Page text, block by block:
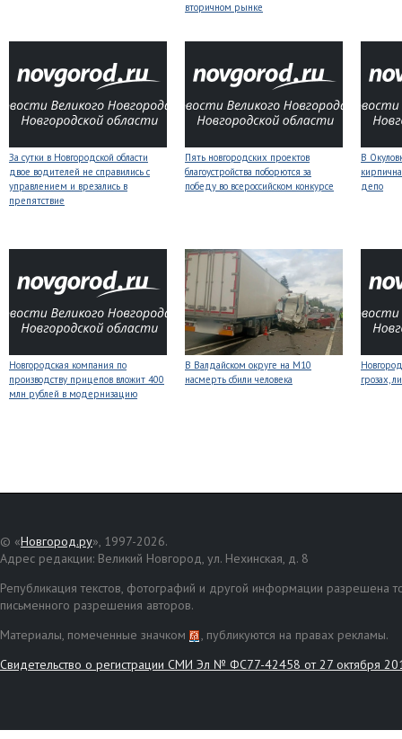
вторичном рынке
За сутки в Новгородской области
двое водителей не справились с
управлением и врезались в
препятствие
Пять новгородских проектов
благоустройства поборются за
победу во всероссийском конкурсе
В
депо
Новгородская компания по
производству прицепов вложит 400
млн рублей в модернизацию
В Валдайском округе на М10
насмерть сбили человека
грозах,
© «Новгород.ру», 1997-2026.
Адрес редакции: Великий Новгород, ул. Нехинская, д. 8
Републикация текстов, фотографий и другой информации разрешена
письменного разрешения авторов.
Материалы, помеченные значком
, публикуются на правах рекламы.
Свидетельство о регистрации СМИ Эл № ФС77-42458 от 27 октября